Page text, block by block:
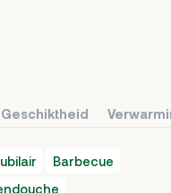
Geschiktheid
Barbecue